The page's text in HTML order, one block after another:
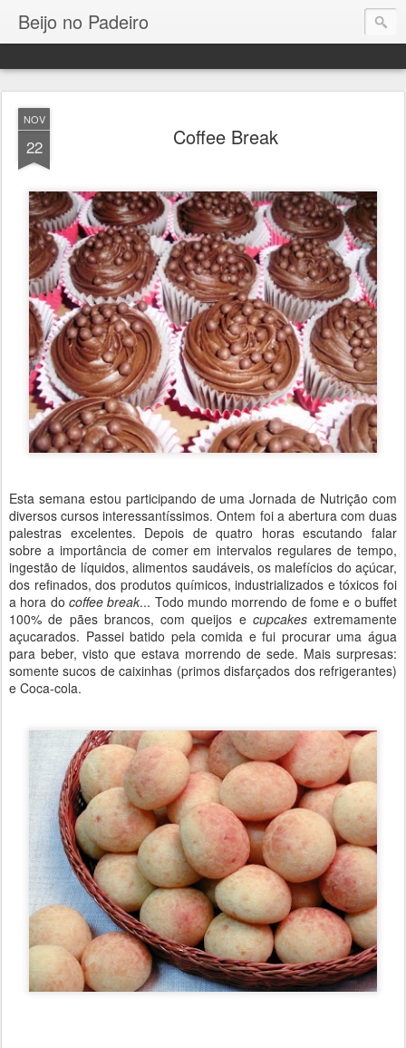
Beijo no Padeiro
NOV
22 Coffee Break
Esta semana estou participando de uma Jornada de Nutrição com
diversos cursos interessantíssimos. Ontem foi a abertura com duas
palestras excelentes. Depois de quatro horas escutando falar
sobre a importância de comer em intervalos regulares de tempo,
ingestão de líquidos, alimentos saudáveis, os malefícios do açúcar,
dos refinados, dos produtos químicos, industrializados e tóxicos foi
a hora do coffee break... Todo mundo morrendo de fome e o buffet
100% de pães brancos, com queijos e cupcakesextremamente
açucarados. Passei batido pela comida e fui procurar uma água
para beber, visto que estava morrendo de sede. Mais surpresas:
somente sucos de caixinhas (primos disfarçados dos refrigerantes)
e Coca-cola.